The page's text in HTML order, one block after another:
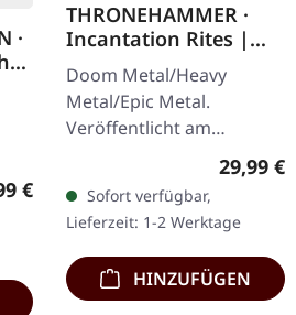
·
Preis:
€
THRONEHAMMER ·
Incantation Rites |
SPLATTER 2LP
Doom Metal/Heavy
Metal/Epic Metal.
Veröffentlicht am
21.10.2022, auf Supreme
Chaos Records. SCR-
exklusives Transparent
Rot/Schwarz/Weiß…
29,99 €
Sofort verfügbar,
Lieferzeit: 1-2 Werktage
HINZUFÜGEN